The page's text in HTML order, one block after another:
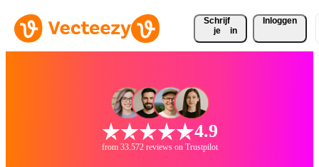
Schrijf
je
in
Inloggen
4.9
from 33.572 reviews on Trustpilot